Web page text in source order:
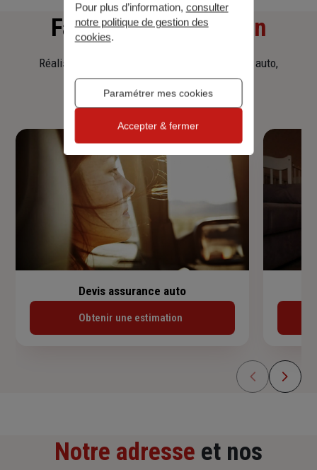
Faitesune simulation
Réalisez une simulation tarifaire d'assurance, auto,
habitation, prêt immobilier.
Devis assurance auto
Obtenir une estimation
Notre adresse et nos
Pour plus d’information, consulter
notre politique de gestion des
cookies.
Paramétrer mes cookies
Accepter & fermer